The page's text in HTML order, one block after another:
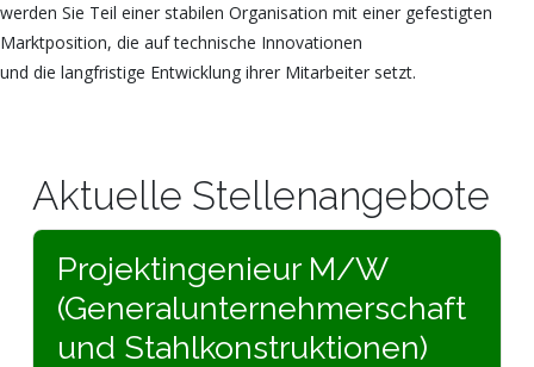
werden Sie Teil einer stabilen Organisation mit einer gefestigten
Marktposition, die auf technische Innovationen
und die langfristige Entwicklung ihrer Mitarbeiter setzt.
Aktuelle Stellenangebote
Projektingenieur M/W
(Generalunternehmerschaft
und Stahlkonstruktionen)